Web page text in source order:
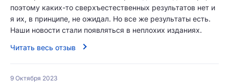
поэтому каких-то сверхъестественных результатов нет и
я их, в принципе, не ожидал. Но все же результаты есть.
Наши новости стали появляться в неплохих изданиях.
Читать весь отзыв
9 Октября 2023